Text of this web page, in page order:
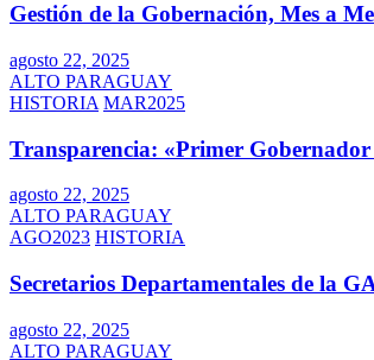
Gestión de la Gobernación, Mes a
agosto 22, 2025
ALTO PARAGUAY
HISTORIA MAR2025
Transparencia: «Primer
agosto 22, 2025
ALTO PARAGUAY
AGO2023 HISTORIA
Secretarios Departamentales de la
agosto 22, 2025
ALTO PARAGUAY